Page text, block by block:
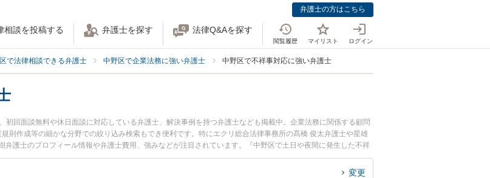
弁護士の方はこちら
相談を投稿する 弁護士を探す 法律Q&Aを探す
閲覧履歴 マイリスト ログイン
で法律相談できる弁護士 中野区で企業法務に強い弁護士 中野区で不祥事対応に強い弁護士
回面談無料や休日面談に対応している弁護士、解決事例を持つ弁護士なども掲載中。企業法務に関係する顧問
則作成等の細かな分野での絞り込み検索もでき便利です。特にエクリ総合法律事務所の髙橋 俊太弁護士や星雄
護士のプロフィール情報や弁護士費用、強みなどが注目されています。『中野区で土日や夜間に発生した不祥
トラブル解決の実績豊富な近くの弁護士を検索したい』『初回相談無料で不祥事対応を法律相談できる中野区内
です。
変更